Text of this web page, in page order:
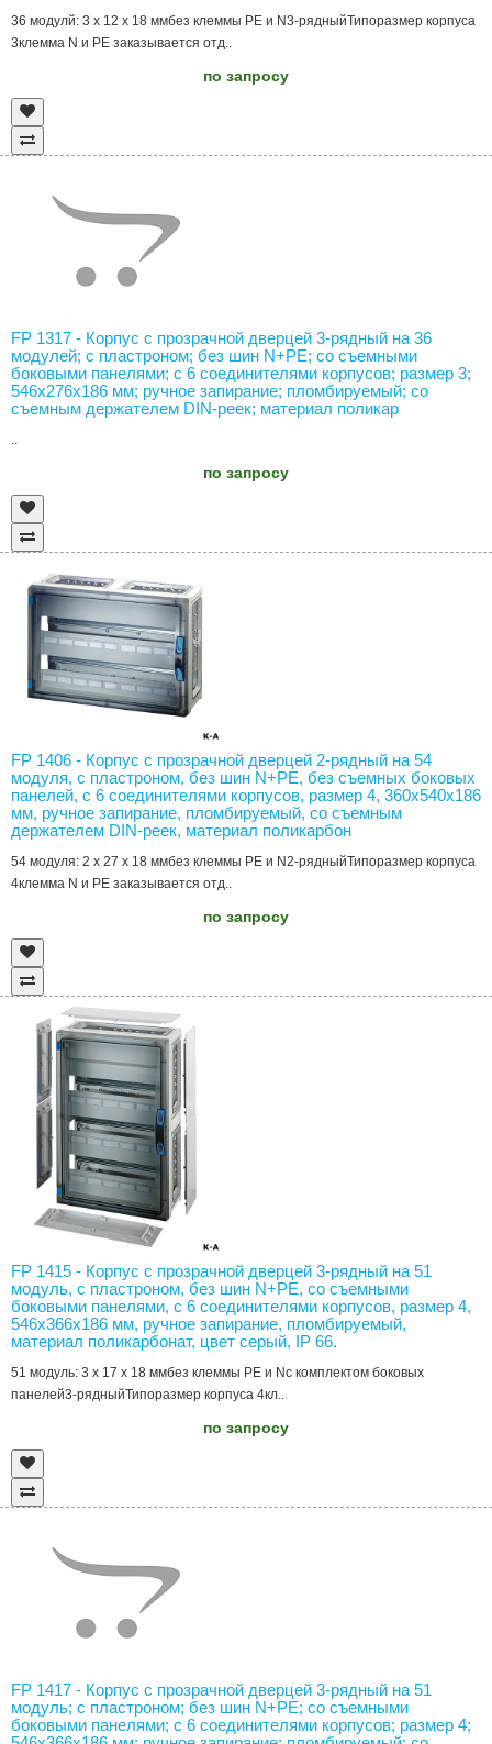
36 модулй: 3 x 12 x 18 ммбез клеммы PE и N3-рядныйТипоразмер корпуса
3клемма N и РЕ заказывается отд..
по запросу
FP 1317 - Корпус с прозрачной дверцей 3-рядный на 36
модулей; с пластроном; без шин N+PE; со съемными
боковыми панелями; с 6 соединителями корпусов; размер 3;
546х276х186 мм; ручное запирание; пломбируемый; со
съемным держателем DIN-реек; материал поликар
по запросу
FP 1406 - Корпус с прозрачной дверцей 2-рядный на 54
модуля, с пластроном, без шин N+PE, без съемных боковых
панелей, с 6 соединителями корпусов, размер 4, 360х540х186
мм, ручное запирание, пломбируемый, со съемным
держателем DIN-реек, материал поликарбон
54 модуля: 2 x 27 x 18 ммбез клеммы PE и N2-рядныйТипоразмер корпуса
4клемма N и РЕ заказывается отд..
по запросу
FP 1415 - Корпус с прозрачной дверцей 3-рядный на 51
модуль, с пластроном, без шин N+PE, со съемными
боковыми панелями, с 6 соединителями корпусов, размер 4,
546х366х186 мм, ручное запирание, пломбируемый,
материал поликарбонат, цвет серый, IP 66.
51 модуль: 3 x 17 x 18 ммбез клеммы PE и Nс комплектом боковых
панелей3-рядныйТипоразмер корпуса 4кл..
по запросу
FP 1417 - Корпус с прозрачной дверцей 3-рядный на 51
модуль; с пластроном; без шин N+PE; со съемными
боковыми панелями; с 6 соединителями корпусов; размер 4;